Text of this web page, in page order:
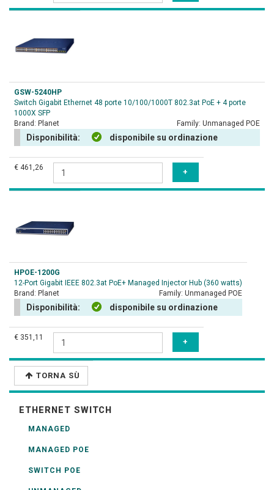
GSW-5240HP
Switch Gigabit Ethernet 48 porte 10/100/1000T 802.3at PoE + 4 porte
1000X SFP
Brand: Planet Family: Unmanaged POE
Disponibilità: disponibile su ordinazione
€ 461,26
HPOE-1200G
12-Port Gigabit IEEE 802.3at PoE+ Managed Injector Hub (360 watts)
Brand: Planet Family: Unmanaged POE
Disponibilità: disponibile su ordinazione
€ 351,11
TORNA SÙ
ETHERNET SWITCH
MANAGED
MANAGED POE
SWITCH POE